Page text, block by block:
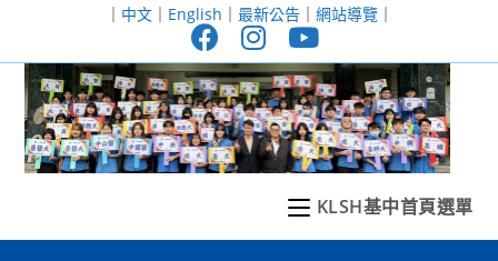
至
｜ 中文｜ English ｜ 最新公告｜ 網站導覽｜
KLSH基中首頁選單